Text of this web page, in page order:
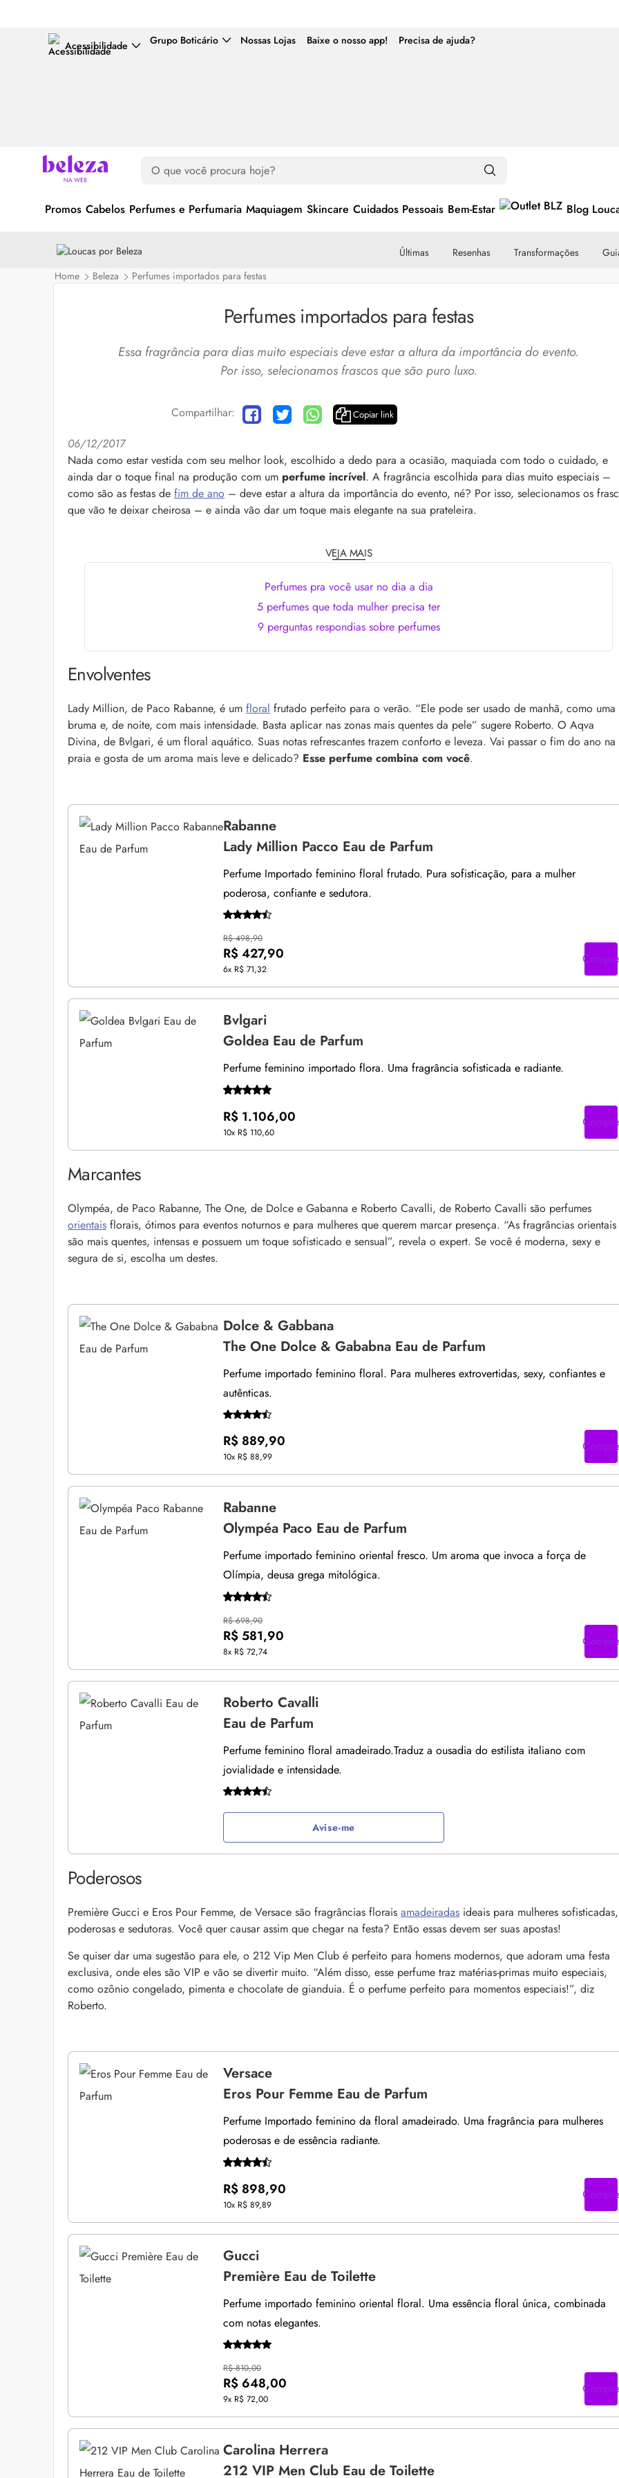
Acessibilidade Grupo Boticário Nossas Lojas Baixe o nosso app! Precisa de ajuda?
Promos Cabelos Perfumes e Perfumaria Maquiagem Skincare Cuidados Pessoais Bem-Estar Blog
Últimas Resenhas Transformações
Home
Beleza Perfumes importados para festas
Perfumes importados para festas
Essa fragrância para dias muito especiais deve estar a altura da importância do evento.
Por isso, selecionamos frascos que são puro luxo.
Compartilhar: Copiar link
06/12/2017
Nada como estar vestida com seu melhor look, escolhido a dedo para a ocasião, maquiada com todo o cuidado, e
ainda dar o toque final na produção com um perfume incrível. A fragrância escolhida para dias muito especiais –
como são as festas de fim de ano – deve estar a altura da importância do evento, né? Por isso, selecionamos os
que vão te deixar cheirosa – e ainda vão dar um toque mais elegante na sua prateleira.
VEJA MAIS
Perfumes pra você usar no dia a dia
5 perfumes que toda mulher precisa ter
9 perguntas respondias sobre perfumes
Envolventes
Lady Million, de Paco Rabanne, é um floral frutado perfeito para o verão. “Ele pode ser usado de manhã, como uma
bruma e, de noite, com mais intensidade. Basta aplicar nas zonas mais quentes da pele” sugere Roberto. O Aqva
Divina, de Bvlgari, é um floral aquático. Suas notas refrescantes trazem conforto e leveza. Vai passar o fim do ano na
praia e gosta de um aroma mais leve e delicado? Esse perfume combina com você.
Rabanne
Lady Million Pacco Eau de Parfum
Perfume Importado feminino floral frutado. Pura sofisticação, para a mulher
poderosa, confiante e sedutora.
R$ 498,90
R$ 427,90
6x R$ 71,32
Compre
Bvlgari
Goldea Eau de Parfum
Perfume feminino importado flora. Uma fragrância sofisticada e radiante.
R$ 1.106,00
10x R$ 110,60
Compre
Marcantes
Olympéa, de Paco Rabanne, The One, de Dolce e Gabanna e Roberto Cavalli, de Roberto Cavalli são perfumes
orientais florais, ótimos para eventos noturnos e para mulheres que querem marcar presença. “As fragrâncias orientais
são mais quentes, intensas e possuem um toque sofisticado e sensual”, revela o expert. Se você é moderna, sexy e
segura de si, escolha um destes.
Dolce & Gabbana
The One Dolce & Gababna Eau de Parfum
Perfume importado feminino floral. Para mulheres extrovertidas, sexy, confiantes e
autênticas.
R$ 889,90
10x R$ 88,99
Compre
Rabanne
Olympéa Paco Eau de Parfum
Perfume importado feminino oriental fresco. Um aroma que invoca a força de
Olímpia, deusa grega mitológica.
R$ 698,90
R$ 581,90
8x R$ 72,74
Compre
Roberto Cavalli
Eau de Parfum
Perfume feminino floral amadeirado.Traduz a ousadia do estilista italiano com
jovialidade e intensidade.
Avise-me
Poderosos
Première Gucci e Eros Pour Femme, de Versace são fragrâncias florais amadeiradas ideais para mulheres sofisticadas,
poderosas e sedutoras. Você quer causar assim que chegar na festa? Então essas devem ser suas apostas!
Se quiser dar uma sugestão para ele, o 212 Vip Men Club é perfeito para homens modernos, que adoram uma festa
exclusiva, onde eles são VIP e vão se divertir muito. “Além disso, esse perfume traz matérias-primas muito especiais,
como ozônio congelado, pimenta e chocolate de gianduia. É o perfume perfeito para momentos especiais!”, diz
Roberto.
Versace
Eros Pour Femme Eau de Parfum
Perfume Importado feminino da floral amadeirado. Uma fragrância para mulheres
poderosas e de essência radiante.
R$ 898,90
10x R$ 89,89
Compre
Gucci
Première Eau de Toilette
Perfume importado feminino oriental floral. Uma essência floral única, combinada
com notas elegantes.
R$ 810,00
R$ 648,00
9x R$ 72,00
Compre
Carolina Herrera
212 VIP Men Club Eau de Toilette
Cuidados com a barba: 4 dicas e produtos
O expert Willy Morales revela 5 cuidados com a
barba para você incluir no dia a dia. Veja quais
as recomendações do barbeiro
Queda de cabelo masculina: causas,
e mais
A queda de cabelo masculina é um quadro
comum, e a boa notícia é que é possível
minimizá-lo. Descubra como, aqui!
Foliculite: o que é, como tratar e mais
Bond Repair: o que é a tecnologia e como
saiba como incluir a tecnologia na rotina